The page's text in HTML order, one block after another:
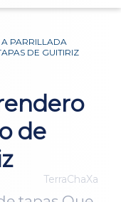
A PARRILLADA
DE GUITIRIZ
de
TerraChaXa